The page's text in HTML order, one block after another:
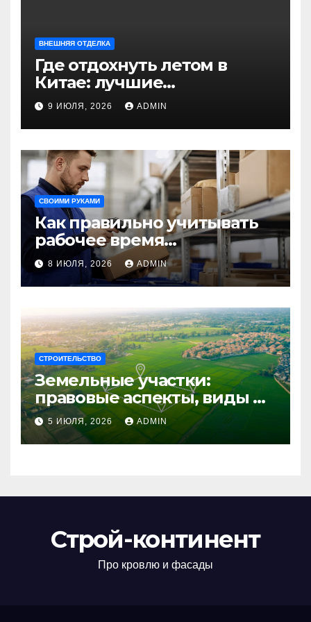
ВНЕШНЯЯ ОТДЕЛКА
Где отдохнуть летом в
Китае: лучшие
направления для
незабываемого
путешествия
9 ИЮЛЯ, 2026 ADMIN
СВОИМИ РУКАМИ
Как правильно учитывать
рабочее время
сотрудников: советы для
бизнеса
8 ИЮЛЯ, 2026 ADMIN
СТРОИТЕЛЬСТВО
Земельные участки:
правовые аспекты, виды и
возможности
использования
5 ИЮЛЯ, 2026 ADMIN
Строй-континент
Про кровлю и фасады